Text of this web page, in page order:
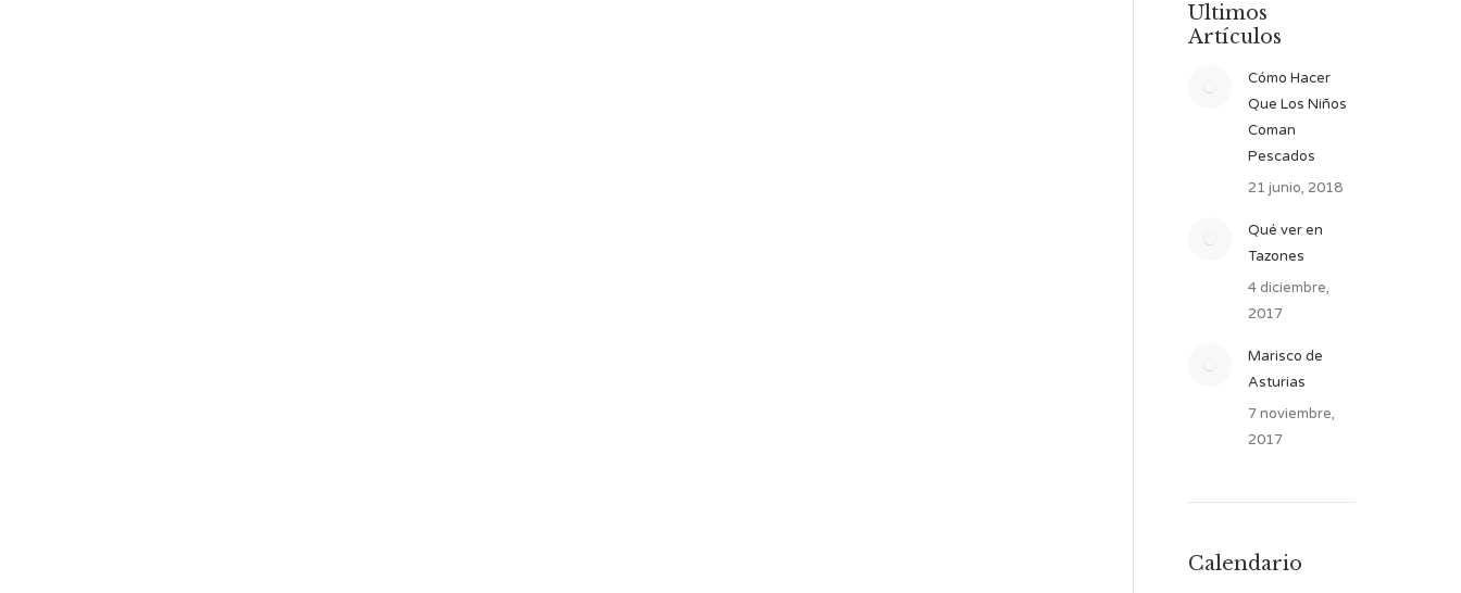
Ultimos
Artículos
Cómo Hacer
Que Los Niños
Coman
Pescados
21 junio, 2018
Qué ver en
Tazones
4 diciembre,
2017
Marisco de
Asturias
7 noviembre,
2017
Calendario